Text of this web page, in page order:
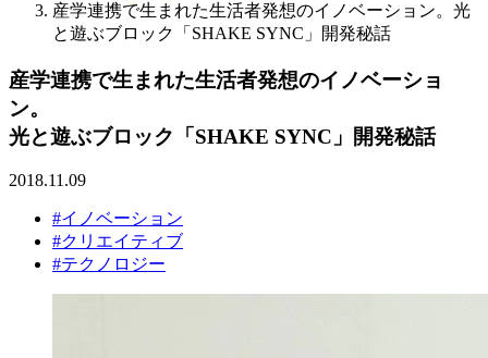
産学連携で生まれた生活者発想のイノベーション。光
と遊ぶブロック「SHAKE SYNC」開発秘話
産学連携で生まれた生活者発想のイノベーショ
ン。
光と遊ぶブロック「SHAKE SYNC」開発秘話
2018.11.09
#イノベーション
#クリエイティブ
#テクノロジー